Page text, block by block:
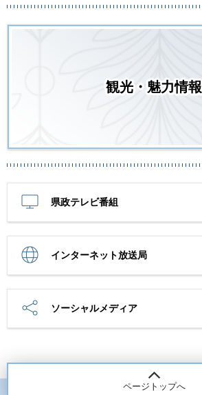
観光・魅力情報
県政テレビ番組
インターネット放送局
ソーシャルメディア
ページトップへ